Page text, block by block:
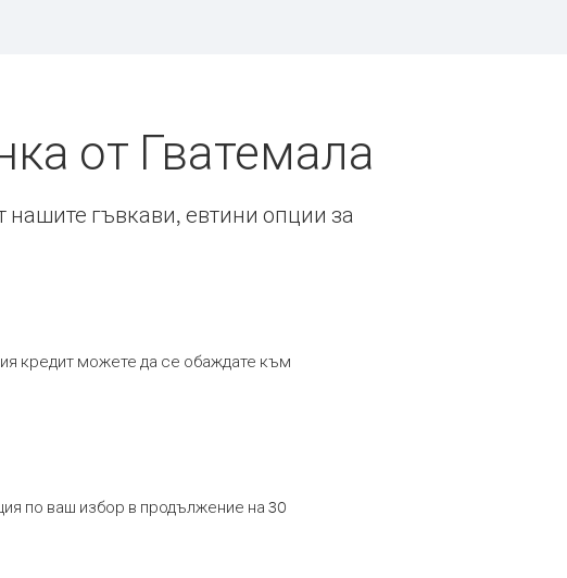
от Гватемала
нашите гъвкави, евтини опции за
кредит можете да се обаждате към
по ваш избор в продължение на 30